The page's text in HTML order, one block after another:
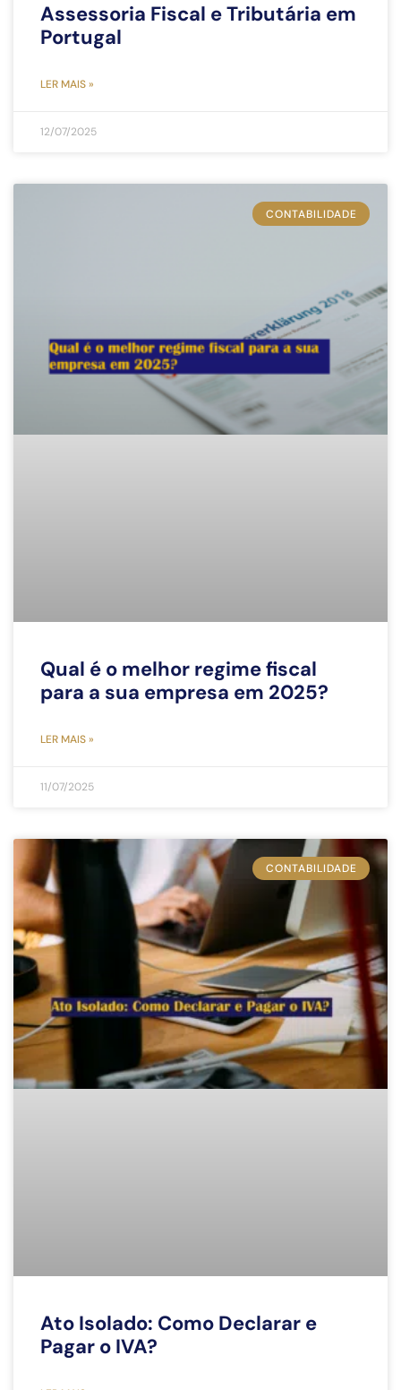
Assessoria Fiscal e Tributária em
Portugal
LER MAIS »
12/07/2025
CONTABILIDADE
Qual é o melhor regime fiscal
para a sua empresa em 2025?
LER MAIS »
11/07/2025
CONTABILIDADE
Ato Isolado: Como Declarar e
Pagar o IVA?